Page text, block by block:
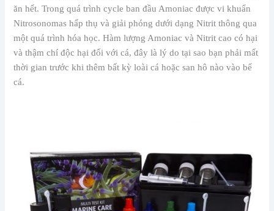
ăn hết. Trong quá trình cycle ban đầu Amoniac được vi khuẩn
Nitrosonomas hấp thụ và giải phóng dưới dạng Nitrit thông qua
một quá trình hóa học. Hàm lượng Amoniac và Nitrit cao có hại
và thậm chí độc hại đối với cá, đây là lý do tại sao bạn phải mất
thời gian trước khi thêm bất kỳ loài cá hoặc san hô nào vào bể
cá.